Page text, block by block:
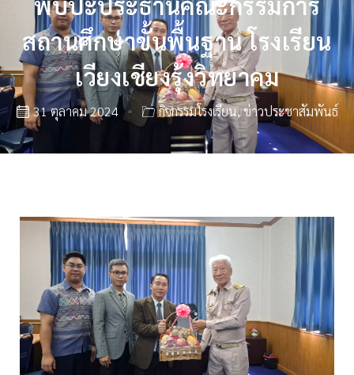
สถานศึกษาขั้นพื้นฐาน โรงเรียน
เวียงเชียงรุ้งวิทยาคม
31 ตุลาคม 2024 กิจกรรมโรงเรียน,ข่าวประชาสัมพันธ์